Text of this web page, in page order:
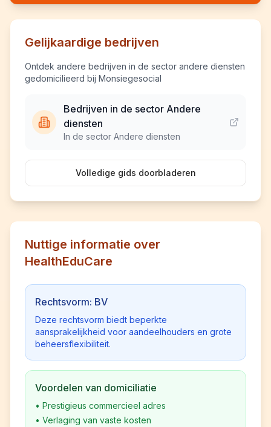
Gelijkaardige bedrijven
Ontdek andere bedrijven in de sector andere diensten
gedomicilieerd bij Monsiegesocial
Bedrijven in de sector Andere
diensten
In de sector Andere diensten
Volledige gids doorbladeren
Nuttige informatie over
HealthEduCare
Rechtsvorm: BV
Deze rechtsvorm biedt beperkte
aansprakelijkheid voor aandeelhouders en grote
beheersflexibiliteit.
Voordelen van domiciliatie
• Prestigieus commercieel adres
• Verlaging van vaste kosten